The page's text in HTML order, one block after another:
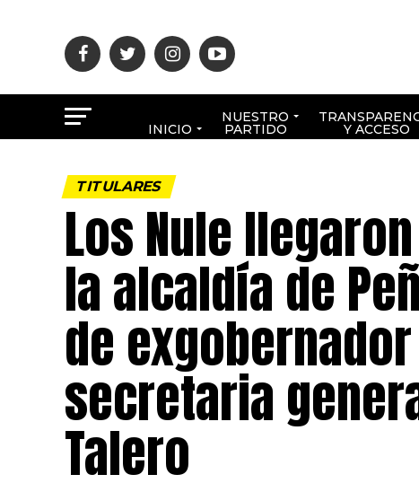
INICIO
NUESTRO
PARTIDO Y ACCESO
TITULARES
Los Nule
la alcaldía de
de
secretaria
Talero